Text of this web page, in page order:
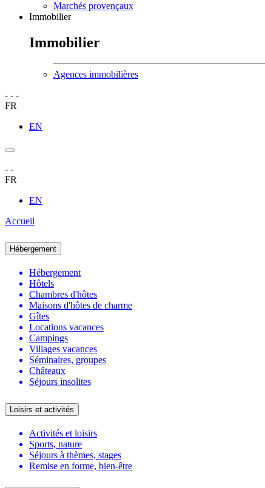
Marchés provençaux
Immobilier
Immobilier
Agences immobilières
- - -
FR
EN
- -
FR
EN
Accueil
Hébergement
Hébergement
Hôtels
Chambres d'hôtes
Maisons d'hôtes de charme
Gîtes
Locations vacances
Campings
Villages vacances
Séminaires, groupes
Châteaux
Séjours insolites
Loisirs et activités
Activités et loisirs
Sports, nature
Séjours à thèmes, stages
Remise en forme, bien-être